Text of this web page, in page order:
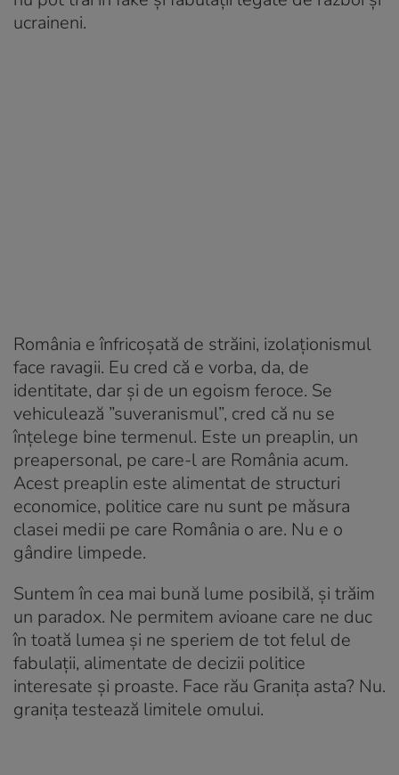
ucraineni.
România e înfricoșată de străini, izolaționismul
face ravagii. Eu cred că e vorba, da, de
identitate, dar și de un egoism feroce. Se
vehiculează ”suveranismul”, cred că nu se
înțelege bine termenul. Este un preaplin, un
preapersonal, pe care-l are România acum.
Acest preaplin este alimentat de structuri
economice, politice care nu sunt pe măsura
clasei medii pe care România o are. Nu e o
gândire limpede.
Suntem în cea mai bună lume posibilă, și trăim
un paradox. Ne permitem avioane care ne duc
în toată lumea și ne speriem de tot felul de
fabulații, alimentate de decizii politice
interesate și proaste. Face rău Granița asta? Nu.
granița testează limitele omului.